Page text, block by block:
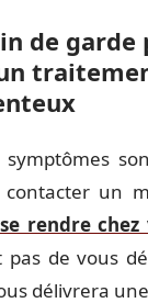
de garde
symptômes
contacter un
rendre chez
de vous
délivrera